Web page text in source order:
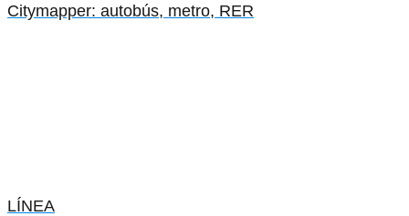
Citymapper: autobús, metro, RER
LÍNEA